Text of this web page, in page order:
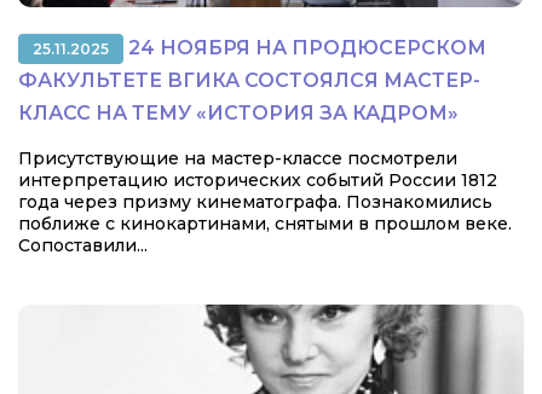
25.11.2025
24 НОЯБРЯ НА ПРОДЮСЕРСКОМ
ФАКУЛЬТЕТЕ ВГИКА СОСТОЯЛСЯ МАСТЕР-
КЛАСС НА ТЕМУ «ИСТОРИЯ ЗА КАДРОМ»
Присутствующие на мастер-классе посмотрели
интерпретацию исторических событий России 1812
года через призму кинематографа. Познакомились
поближе с кинокартинами, снятыми в прошлом веке.
Сопоставили...